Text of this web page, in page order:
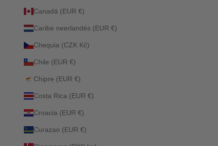
Canadá (EUR €)
Caribe neerlandés (EUR €)
Chequia (CZK Kč)
Chile (EUR €)
Chipre (EUR €)
Costa Rica (EUR €)
Croacia (EUR €)
Curazao (EUR €)